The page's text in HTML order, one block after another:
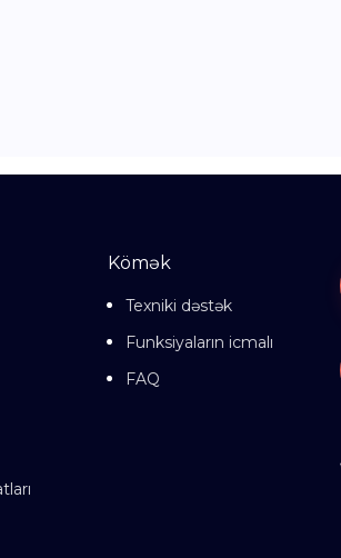
Kömək
Texniki dəstək
Funksiyaların icmalı
FAQ